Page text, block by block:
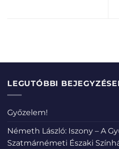
LEGUTÓBBI
Győzelem!
Németh László: Iszony – A
Szatmárnémeti Északi